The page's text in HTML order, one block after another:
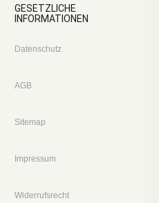
GESETZLICHE
INFORMATIONEN
Datenschutz
AGB
Sitemap
Impressum
Widerrufsrecht